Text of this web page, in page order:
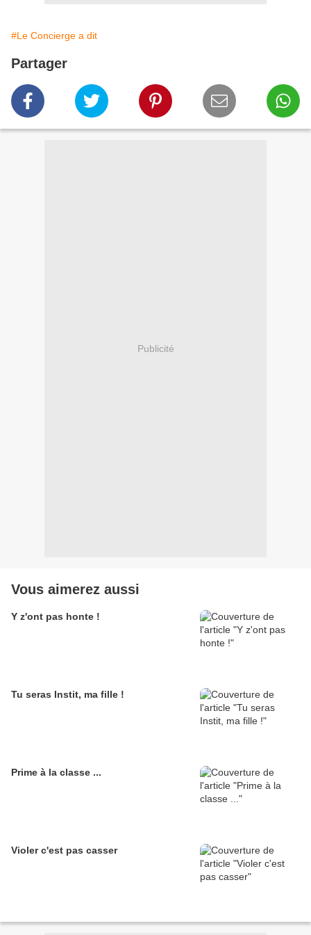
#Le Concierge a dit
Partager
Publicité
Vous aimerez aussi
Y z'ont pas honte !
Tu seras Instit, ma fille !
Prime à la classe ...
Violer c'est pas casser